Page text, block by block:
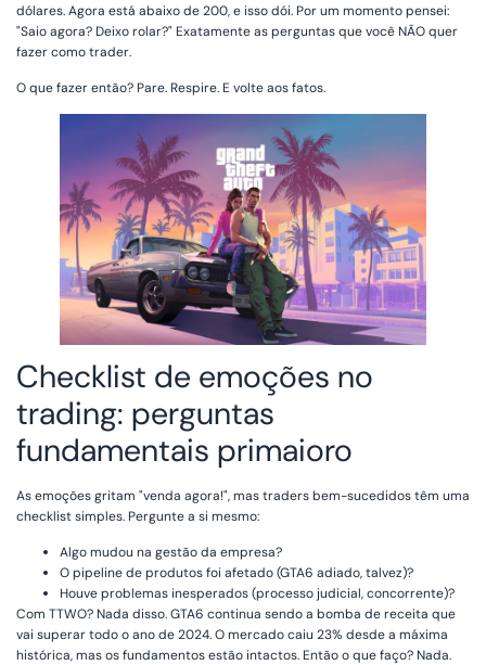
dólares. Agora está abaixo de 200, e isso dói. Por um momento pensei:
"Saio agora? Deixo rolar?" Exatamente as perguntas que você NÃO quer
fazer como trader.
O que fazer então? Pare. Respire. E volte aos fatos.
Checklist de emoções no
trading: perguntas
fundamentais primaioro
As emoções gritam "venda agora!", mas traders bem-sucedidos têm uma
checklist simples. Pergunte a si mesmo:
Algo mudou na gestão da empresa?
O pipeline de produtos foi afetado (GTA6 adiado, talvez)?
Houve problemas inesperados (processo judicial, concorrente)?
Com TTWO? Nada disso. GTA6 continua sendo a bomba de receita que
vai superar todo o ano de 2024. O mercado caiu 23% desde a máxima
histórica, mas os fundamentos estão intactos. Então o que faço? Nada.